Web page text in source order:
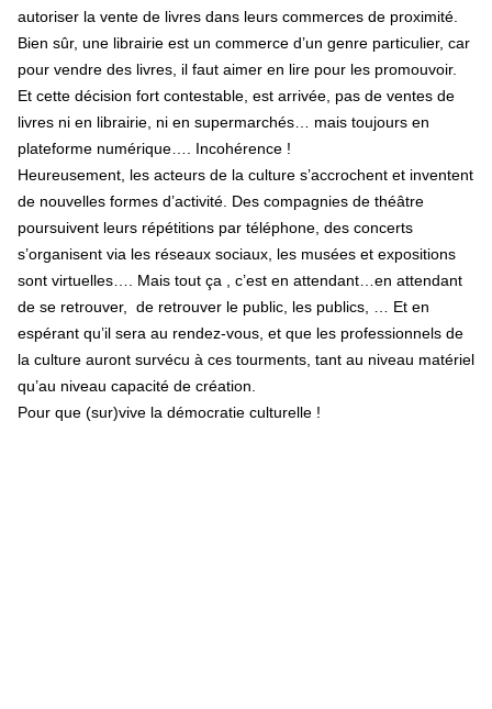
autoriser la vente de livres dans leurs commerces de proximité.
Bien sûr, une librairie est un commerce d’un genre particulier, car
pour vendre des livres, il faut aimer en lire pour les promouvoir.
Et cette décision fort contestable, est arrivée, pas de ventes de
livres ni en librairie, ni en supermarchés… mais toujours en
plateforme numérique…. Incohérence !
Heureusement, les acteurs de la culture s’accrochent et inventent
de nouvelles formes d’activité. Des compagnies de théâtre
poursuivent leurs répétitions par téléphone, des concerts
s’organisent via les réseaux sociaux, les musées et expositions
sont virtuelles…. Mais tout ça , c’est en attendant…en attendant
de se retrouver, de retrouver le public, les publics, … Et en
espérant qu’il sera au rendez-vous, et que les professionnels de
la culture auront survécu à ces tourments, tant au niveau matériel
qu’au niveau capacité de création.
Pour que (sur)vive la démocratie culturelle !